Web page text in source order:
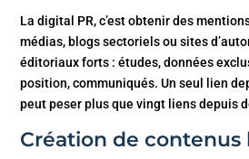
La digital PR, c’est obtenir des
médias, blogs sectoriels ou sites
éditoriaux forts : études, données
position, communiqués. Un seul lien
peut peser plus que vingt liens depuis
Création de contenus